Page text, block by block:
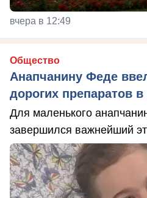
вчера в 12:49
Общество
Анапчанину Феде
дорогих препаратов
Для маленького
завершился важнейший